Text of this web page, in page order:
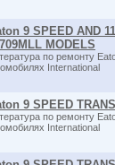
9 SPEED AND
MODELS
по ремонту
International
9 SPEED
по ремонту
International